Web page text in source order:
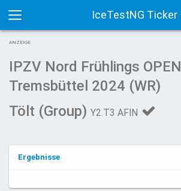
IceTestNG Ticker
Toggle
navigation
ANZEIGE
IPZV Nord Frühlings OPEN
Tremsbüttel 2024 (WR)
Tölt (Group) Y2.T3 AFIN
Ergebnisse